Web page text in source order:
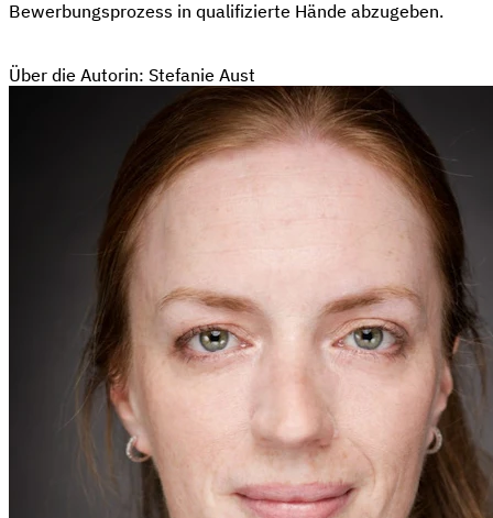
Bewerbungsprozess in qualifizierte Hände abzugeben.
Über die Autorin: Stefanie Aust